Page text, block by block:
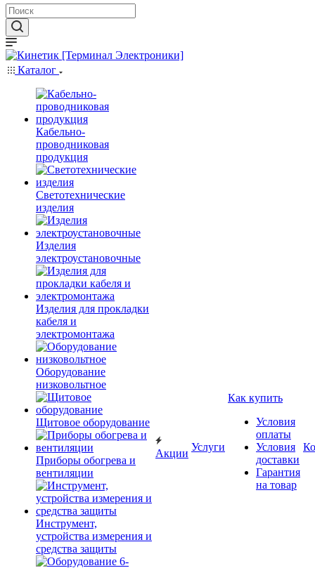
Каталог
Кабельно-
проводниковая
продукция
Светотехнические
изделия
Изделия
электроустановочные
Изделия для прокладки
кабеля и
электромонтажа
Оборудование
низковольтное
Щитовое оборудование
Приборы обогрева и
вентиляции
Инструмент,
устройства измерения и
средства защиты
Акции
Услуги
Как купить
Условия
оплаты
Условия
доставки
Гарантия
на товар